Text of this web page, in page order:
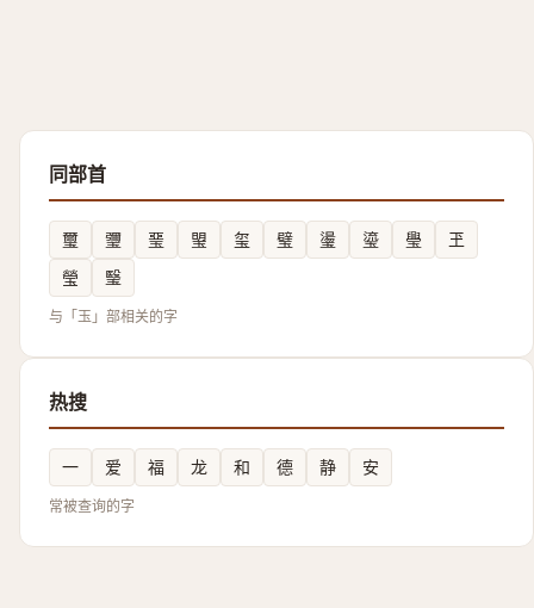
同部首
璽 瓕 琧 琞 玺 璧 璗 瑬 璺
玊
瑩
瑿
与「玉」部相关的字
热搜
一 爱 福 龙 和 德 静 安
常被查询的字